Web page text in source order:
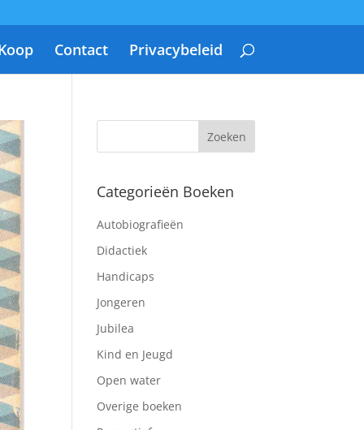
Contact Privacybeleid
Categorieën Boeken
Autobiografieën
Didactiek
Handicaps
Jongeren
Jubilea
Kind en Jeugd
Open water
Overige boeken